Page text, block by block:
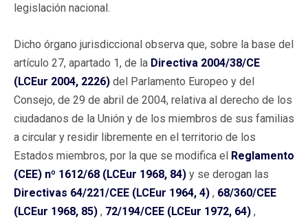
legislación nacional.
Dicho órgano jurisdiccional observa que, sobre la base del
artículo 27, apartado 1, de la Directiva 2004/38/CE
(LCEur 2004, 2226) del Parlamento Europeo y del
Consejo, de 29 de abril de 2004, relativa al derecho de los
ciudadanos de la Unión y de los miembros de sus familias
a circular y residir libremente en el territorio de los
Estados miembros, por la que se modifica el Reglamento
(CEE) nº 1612/68 (LCEur 1968, 84) y se derogan las
Directivas 64/221/CEE (LCEur 1964, 4) , 68/360/CEE
(LCEur 1968, 85) , 72/194/CEE (LCEur 1972, 64) ,